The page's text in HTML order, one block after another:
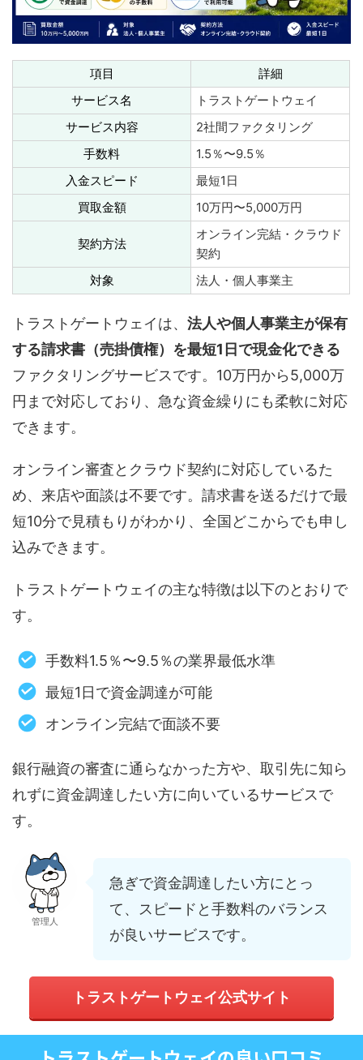
項目
詳細
サービス名
トラストゲートウェイ
サービス内容
2社間ファクタリング
手数料
1.5％〜9.5％
入金スピード
最短1日
買取金額
10万円〜5,000万円
契約方法
オンライン完結・クラウド
契約
対象
法人・個人事業主
トラストゲートウェイは、 法人や個人事業主が保有
する請求書（売掛債権）を最短1日で現金化できる
ファクタリングサービスです。10万円から5,000万
円まで対応しており、急な資金繰りにも柔軟に対応
できます。
オンライン審査とクラウド契約に対応しているた
め、来店や面談は不要です。請求書を送るだけで最
短10分で見積もりがわかり、全国どこからでも申し
込みできます。
トラストゲートウェイの主な特徴は以下のとおりで
す。
手数料1.5％〜9.5％の業界最低水準
最短1日で資金調達が可能
オンライン完結で面談不要
銀行融資の審査に通らなかった方や、取引先に知ら
れずに資金調達したい方に向いているサービスで
す。
管理人
急ぎで資金調達したい方にとっ
て、スピードと手数料のバランス
が良いサービスです。
トラストゲートウェイ公式サイト